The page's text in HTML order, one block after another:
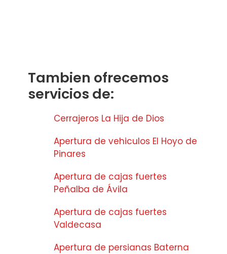
Tambien ofrecemos
servicios de:
Cerrajeros La Hija de Dios
Apertura de vehiculos El Hoyo de
Pinares
Apertura de cajas fuertes
Peñalba de Ávila
Apertura de cajas fuertes
Valdecasa
Apertura de persianas Baterna